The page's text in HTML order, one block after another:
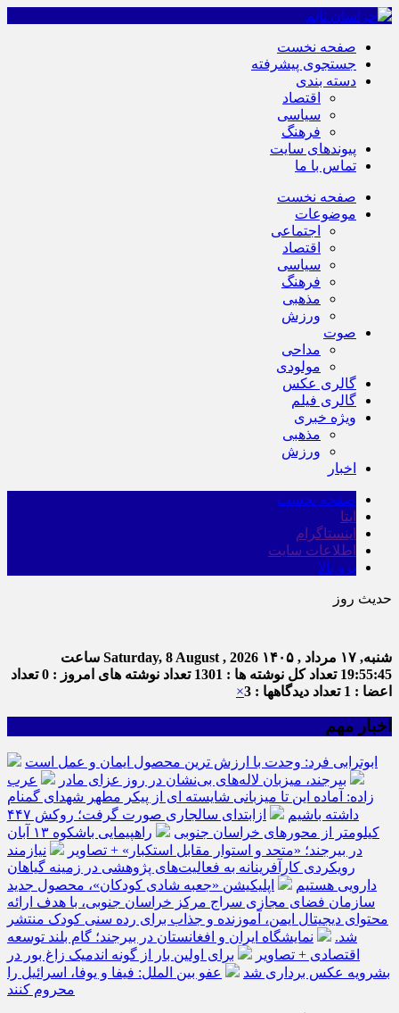
صفحه نخست
جستجوی پیشرفته
دسته بندی
اقتصاد
سیاسی
فرهنگ
پیوندهای سایت
تماس با ما
صفحه نخست
موضوعات
اجتماعی
اقتصاد
سیاسی
فرهنگ
مذهبی
ورزش
صوت
مداحی
مولودی
گالری عکس
گالری فیلم
ویژه خبری
مذهبی
ورزش
اخبار
صفحه نخست
ایتا
اینستاگرام
اطلاعات سایت
برو بالا
حدیث روز
شنبه, ۱۷ مرداد , ۱۴۰۵ Saturday, 8 August , 2026 ساعت
19:55:46 تعداد کل نوشته ها : 1301 تعداد نوشته های امروز : 0
تعداد
اعضا : 1
تعداد دیدگاهها : 3 ×
اخبار مهم
ابوترابی فرد: وحدت با ارزش ترین محصول ایمان و عمل است
بیرجند، میزبان لاله‌های بی‌نشان در روز عزای مادر
عرب
زاده: آماده این تا میزبانی شایسته ای از پیکر مطهر شهدای گمنام
داشته باشیم
ازابتدای سالجاری صورت گرفت؛ روکش ۴۴۷
کیلومتر از محورهای خراسان جنوبی
راهپیمایی باشکوه ۱۳ آبان
در بیرجند؛ «متحد و استوار مقابل استکبار» + تصاویر
نیازمند
رویکردی کارآفرینانه به فعالیت‌های پژوهشی در زمینه گیاهان
دارویی هستیم
اپلیکیشن «جعبه شادی کودکان»، محصول جدید
سازمان فضای مجازی سراج مرکز خراسان جنوبی، با هدف ارائه
محتوای دیجیتال ایمن، آموزنده و جذاب برای رده سنی کودک منتشر
شد.
نمایشگاه ایران و افغانستان در بیرجند؛ گام بلند توسعه
اقتصادی + تصاویر
برای اولین بار از گونه اندمیک زاغ بور در
بشرویه عکس برداری شد
عفو بین الملل: فیفا و یوفا، اسرائیل را
محروم کنند